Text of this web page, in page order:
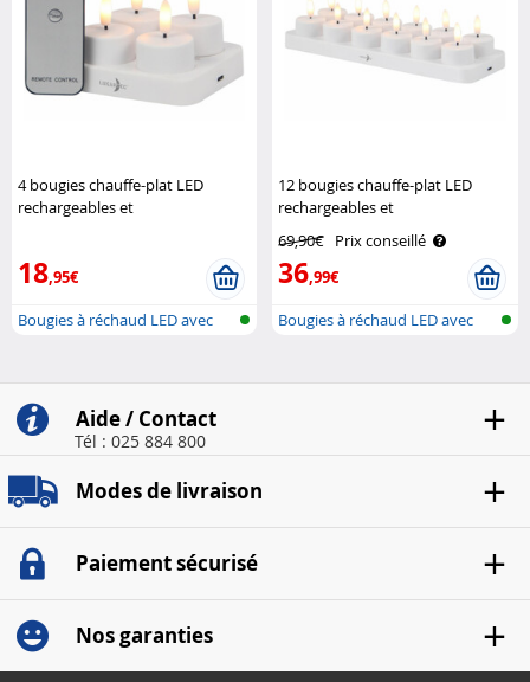
4 bougies chauffe-plat LED
rechargeables et
18,95€
Bougies à réchaud LED avec
12 bougies chauffe-plat LED
rechargeables et
télécommandées Lunartec
69,90€ Prix conseillé
36,99€
Bougies à réchaud LED avec
Aide / Contact
Tél : 025 884 800
Modes de livraison
Paiement sécurisé
Nos garanties